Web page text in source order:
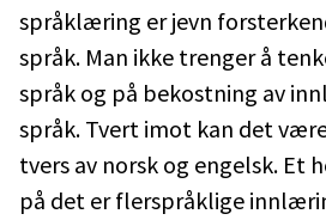
språklæring er jevn
språk. Man ikke trenger å
språk og på bekostning av
språk. Tvert imot kan det
tvers av norsk og engelsk. Et
på det er flerspråklige